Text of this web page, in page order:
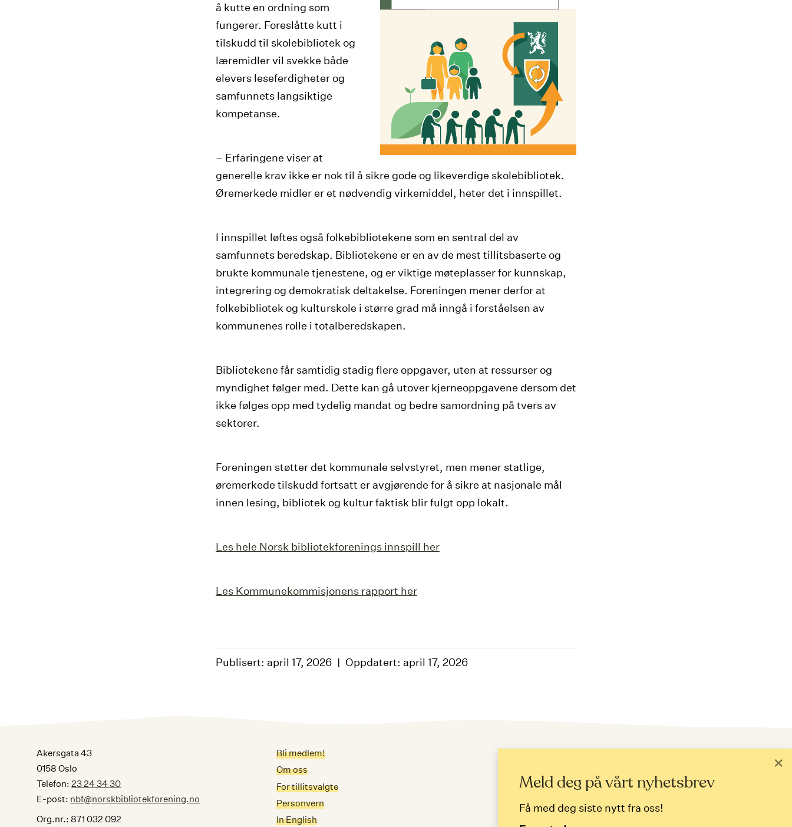
å kutte en ordning som
fungerer. Foreslåtte kutt i
tilskudd til skolebibliotek og
læremidler vil svekke både
elevers leseferdigheter og
samfunnets langsiktige
kompetanse.
– Erfaringene viser at
generelle krav ikke er nok til å sikre gode og likeverdige skolebibliotek.
Øremerkede midler er et nødvendig virkemiddel, heter det i innspillet.
I innspillet løftes også folkebibliotekene som en sentral del av
samfunnets beredskap. Bibliotekene er en av de mest tillitsbaserte og
brukte kommunale tjenestene, og er viktige møteplasser for kunnskap,
integrering og demokratisk deltakelse. Foreningen mener derfor at
folkebibliotek og kulturskole i større grad må inngå i forståelsen av
kommunenes rolle i totalberedskapen.
Bibliotekene får samtidig stadig flere oppgaver, uten at ressurser og
myndighet følger med. Dette kan gå utover kjerneoppgavene dersom det
ikke følges opp med tydelig mandat og bedre samordning på tvers av
sektorer.
Foreningen støtter det kommunale selvstyret, men mener statlige,
øremerkede tilskudd fortsatt er avgjørende for å sikre at nasjonale mål
innen lesing, bibliotek og kultur faktisk blir fulgt opp lokalt.
Les hele Norsk bibliotekforenings innspill her
Les Kommunekommisjonens rapport her
Publisert: april 17, 2026 Oppdatert: april 17, 2026
Akersgata 43
0158 Oslo
Telefon:23 24 34 30
E-post: nbf@norskbibliotekforening.no
Org.nr.: 871 032 092
Bli medlem!
Om oss
For tillitsvalgte
Personvern
In English
Meld deg på vårt nyhetsbrev
Få med deg siste nytt fra oss!
×